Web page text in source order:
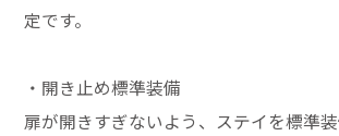
定です。
・開き止め標準装備
扉が開きすぎないよう、ステイを標準装